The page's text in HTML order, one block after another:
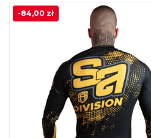
ma
wiele
wariantów.
Opcje
można
wybrać
na
stronie
produktu
-84,00 zł